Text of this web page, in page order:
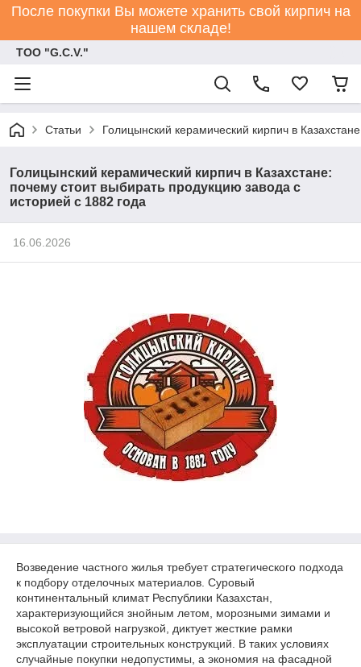
После покупки Вы можете хранить свой кирпич на
нашем складе!
ТОО "G.С.V."
Статьи Голицынский керамический кирпич в
Голицынский керамический кирпич в Казахстане:
почему стоит выбирать продукцию завода с
историей с 1882 года
16.06.2026
Возведение частного жилья требует стратегического подхода
к подбору отделочных материалов. Суровый
континентальный климат Республики Казахстан,
характеризующийся знойным летом, морозными зимами и
высокой ветровой нагрузкой, диктует жесткие рамки
эксплуатации строительных конструкций. В таких условиях
случайные покупки недопустимы, а экономия на фасадной